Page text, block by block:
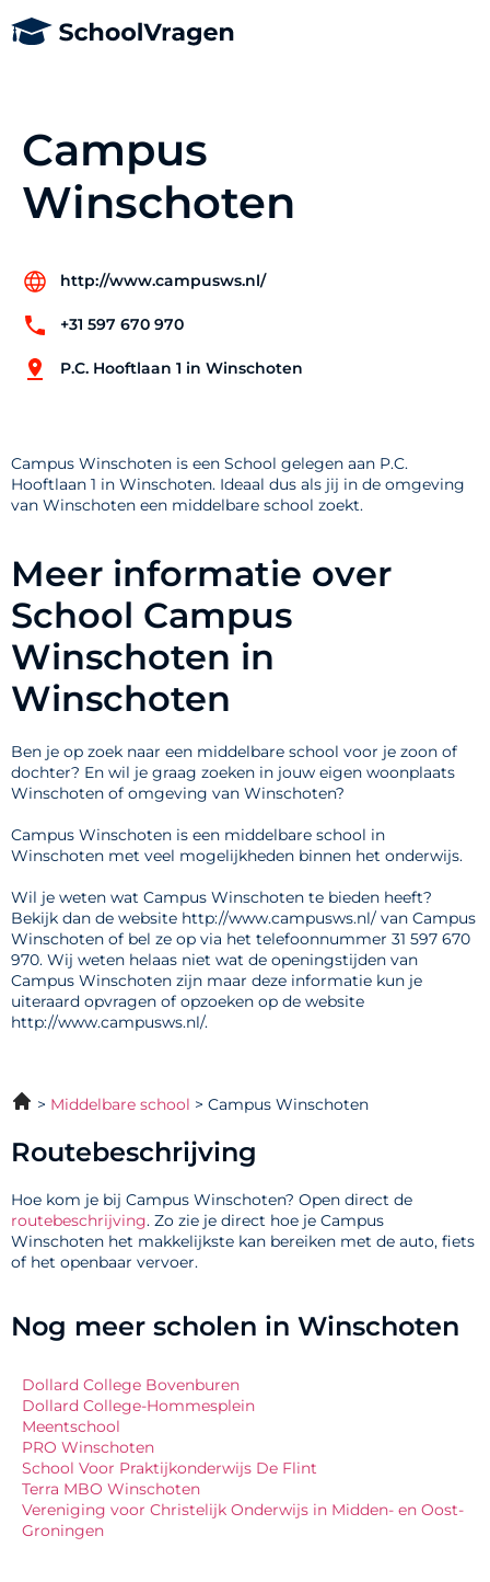
Campus
Winschoten
http://www.campusws.nl/
+31 597 670 970
P.C. Hooftlaan 1 in Winschoten
Campus Winschoten is een School gelegen aan P.C.
Hooftlaan 1 in Winschoten. Ideaal dus als jij in de omgeving
van Winschoten een middelbare school zoekt.
Meer informatie over
School Campus
Winschoten in
Winschoten
Ben je op zoek naar een middelbare school voor je zoon of
dochter? En wil je graag zoeken in jouw eigen woonplaats
Winschoten of omgeving van Winschoten?
Campus Winschoten is een middelbare school in
Winschoten met veel mogelijkheden binnen het onderwijs.
Wil je weten wat Campus Winschoten te bieden heeft?
Bekijk dan de website http://www.campusws.nl/ van Campus
Winschoten of bel ze op via het telefoonnummer 31 597 670
970. Wij weten helaas niet wat de openingstijden van
Campus Winschoten zijn maar deze informatie kun je
uiteraard opvragen of opzoeken op de website
http://www.campusws.nl/.
Middelbare school Campus Winschoten
Routebeschrijving
Hoe kom je bij Campus Winschoten? Open direct de
routebeschrijving. Zo zie je direct hoe je Campus
Winschoten het makkelijkste kan bereiken met de auto, fiets
of het openbaar vervoer.
Nog meer scholen in Winschoten
Dollard College Bovenburen
Dollard College-Hommesplein
Meentschool
PRO Winschoten
School Voor Praktijkonderwijs De Flint
Terra MBO Winschoten
Vereniging voor Christelijk Onderwijs in Midden- en Oost-
Groningen